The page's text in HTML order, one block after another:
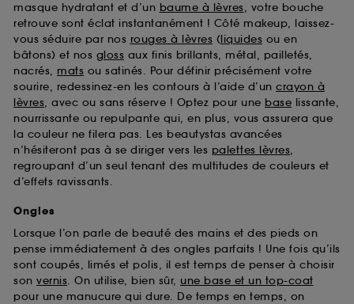
masque hydratant et d’un baume à lèvres, votre bouche
retrouve sont éclat instantanément ! Côté makeup, laissez-
vous séduire par nos rouges à lèvres (liquides ou en
bâtons) et nos gloss aux finis brillants, métal, pailletés,
nacrés, mats ou satinés. Pour définir précisément votre
sourire, redessinez-en les contours à l’aide d’un crayon à
lèvres, avec ou sans réserve ! Optez pour une base lissante,
nourrissante ou repulpante qui, en plus, vous assurera que
la couleur ne filera pas. Les beautystas avancées
n’hésiteront pas à se diriger vers les palettes lèvres,
regroupant d’un seul tenant des multitudes de couleurs et
d’effets ravissants.
Ongles
Lorsque l’on parle de beauté des mains et des pieds on
pense immédiatement à des ongles parfaits ! Une fois qu’ils
sont coupés, limés et polis, il est temps de penser à choisir
son vernis. On utilise, bien sûr, une base et un top-coat
pour une manucure qui dure. De temps en temps, on
A l'exception des cookies techniques, le dépôt et la
lecture de ces traceurs requiert votre accord. Vous
pouvez personnaliser vos choix concernant le dépôt
de ces cookies grâce au bouton "personnaliser mes
choix" ci-dessous ou décider de "tout accepter".
Sephora pourra associer les informations de
navigation collectées par ces Cookies, pour les
finalités acceptées, avec les données personnelles
collectées ou générées lors de votre activité en ligne
ou en magasin. Pour refuser tous les cookies, cliques
sur "continuer sans accepter". Voous pouvez à tout
moment choisir de retirer votrte consentement. Si vous
utilisés,